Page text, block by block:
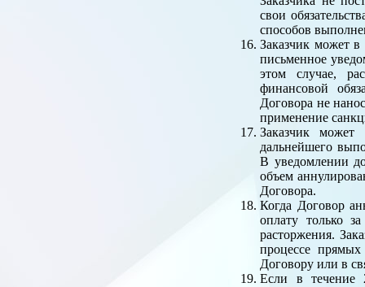
свои
способов
Заказчик может
письменное
этом случае,
финансовой
Договора не
применение
Заказчик может
дальнейшего
В уведомлении
объем
Договора.
Когда Договор
оплату только
расторжения.
процессе
Договору или в
Если в течение